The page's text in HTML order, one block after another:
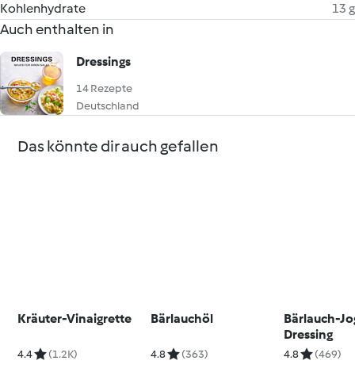
Kohlenhydrate
13 g
Auch enthalten in
Dressings
14 Rezepte
Deutschland
Das könnte dir auch gefallen
Kräuter-Vinaigrette
4.4 (1.2K)
Bärlauchöl
4.8 (363)
Bärlauch-
Dressing
4.8 (469)